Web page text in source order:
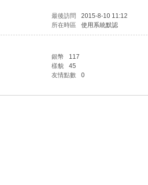
最後訪問
2015-8-10 11:12
所在時區 使用系統默認
銀幣
117
樣貌
45
友情點數 0